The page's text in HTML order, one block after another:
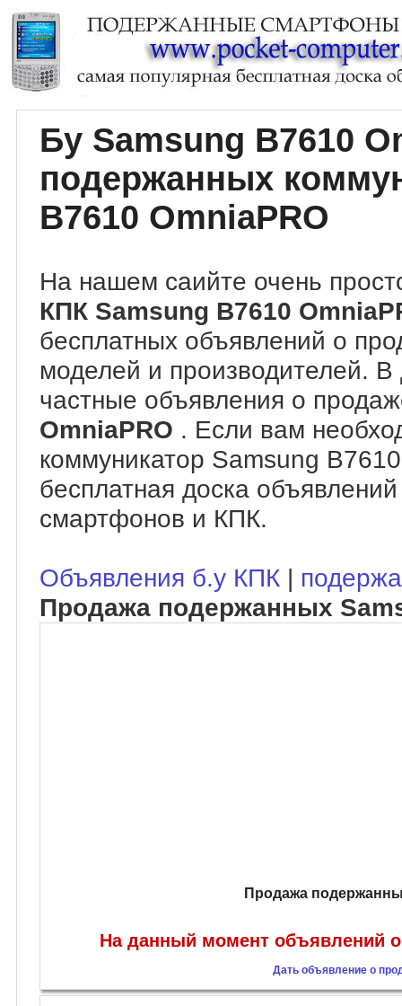
Бу Samsung B7610
подержанных
B7610 OmniaPRO
На нашем саийте очень
КПК Samsung B7610
бесплатных объявлений о
моделей и производителей.
частные объявления о
OmniaPRO . Если вам
коммуникатор Samsung
бесплатная доска
смартфонов и КПК.
Объявления б.у КПК |
Продажа подержанных
Продажа
На данный момент объявлений о
Дать объявление о